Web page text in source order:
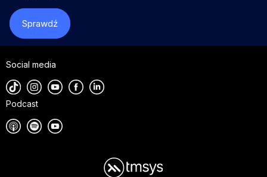
Sprawdź
Social media
Podcast